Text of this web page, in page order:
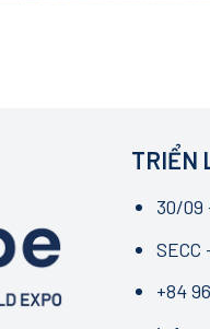
TRIỂN
30/09
SECC
+84